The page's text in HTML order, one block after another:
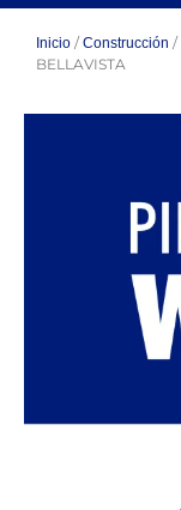
Inicio /Construcción /
BELLAVISTA